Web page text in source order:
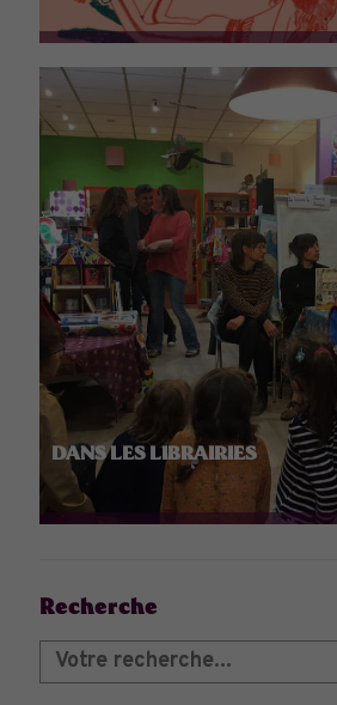
DANS LES LIBRAIRIES
Recherche